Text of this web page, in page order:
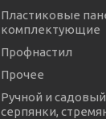
Пластиковые
комплектующие
Профнастил
Прочее
Ручной и
серпянки,